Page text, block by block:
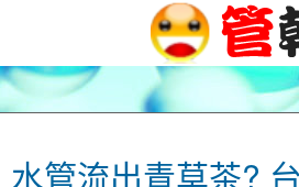
水管流出青草茶?